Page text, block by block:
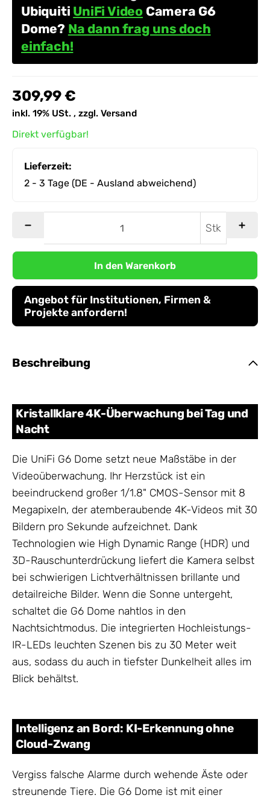
Ubiquiti UniFi Video Camera G6
Dome? Na dann frag uns doch
einfach!
309,99 €
inkl. 19% USt. , zzgl. Versand
Direkt verfügbar!
Lieferzeit:
2 - 3 Tage (DE - Ausland abweichend)
Stk
In den Warenkorb
Angebot für Institutionen, Firmen &
Projekte anfordern!
Beschreibung
Kristallklare 4K-Überwachung bei Tag und
Nacht
Die UniFi G6 Dome setzt neue Maßstäbe in der
Videoüberwachung. Ihr Herzstück ist ein
beeindruckend großer 1/1.8" CMOS-Sensor mit 8
Megapixeln, der atemberaubende 4K-Videos mit 30
Bildern pro Sekunde aufzeichnet. Dank
Technologien wie High Dynamic Range (HDR) und
3D-Rauschunterdrückung liefert die Kamera selbst
bei schwierigen Lichtverhältnissen brillante und
detailreiche Bilder. Wenn die Sonne untergeht,
schaltet die G6 Dome nahtlos in den
Nachtsichtmodus. Die integrierten Hochleistungs-
IR-LEDs leuchten Szenen bis zu 30 Meter weit
aus, sodass du auch in tiefster Dunkelheit alles im
Blick behältst.
Intelligenz an Bord: KI-Erkennung ohne
Cloud-Zwang
Vergiss falsche Alarme durch wehende Äste oder
streunende Tiere. Die G6 Dome ist mit einer